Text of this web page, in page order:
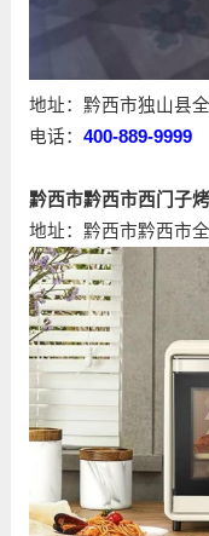
地址：黔西市独山县
电话： 400-889-9999
黔西市黔西市西门子
地址：黔西市黔西市